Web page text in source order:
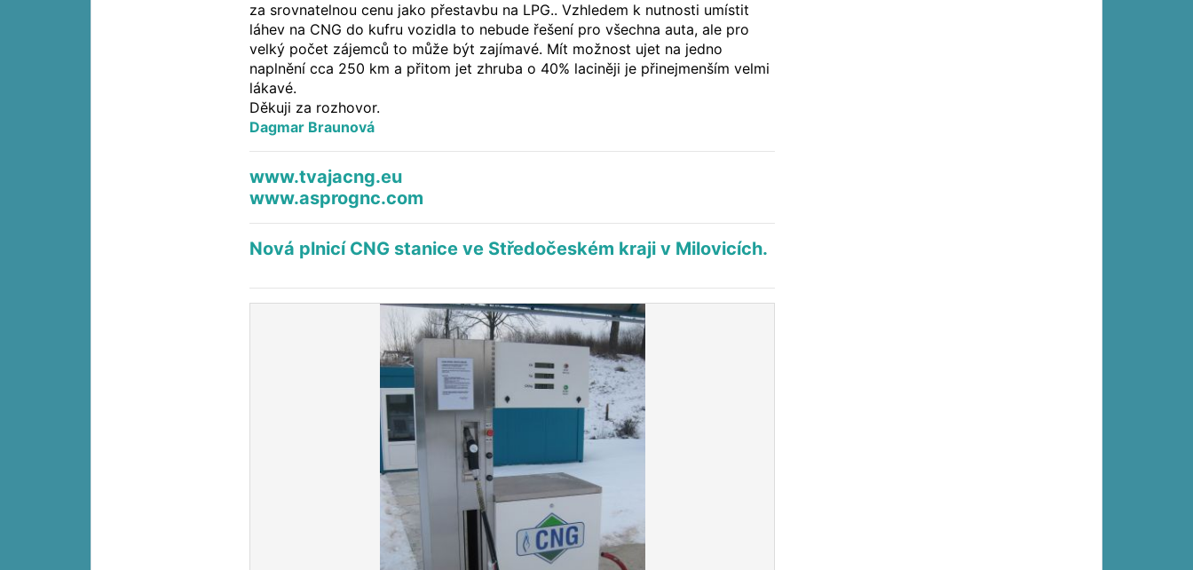
za srovnatelnou cenu jako přestavbu na LPG.. Vzhledem k nutnosti umístit
láhev na CNG do kufru vozidla to nebude řešení pro všechna auta, ale pro
velký počet zájemců to může být zajímavé. Mít možnost ujet na jedno
naplnění cca 250 km a přitom jet zhruba o 40% laciněji je přinejmenším velmi
lákavé.
Děkuji za rozhovor.
Dagmar Braunová
www.tvajacng.eu
www.asprognc.com
Nová plnicí CNG stanice ve Středočeském kraji v Milovicích.